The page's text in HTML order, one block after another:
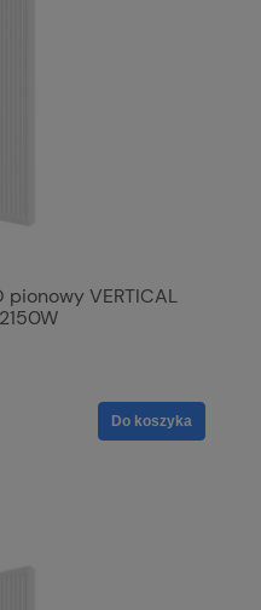
pionowy VERTICAL
Do koszyka